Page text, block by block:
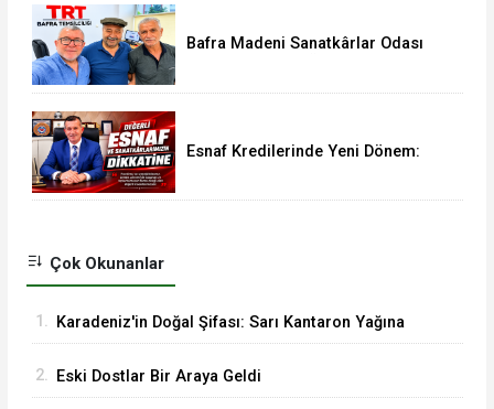
Bafra Madeni Sanatkârlar Odası
Esnaf Kredilerinde Yeni Dönem:
Çok Okunanlar
1. Karadeniz'in Doğal Şifası: Sarı Kantaron Yağına
2. Eski Dostlar Bir Araya Geldi